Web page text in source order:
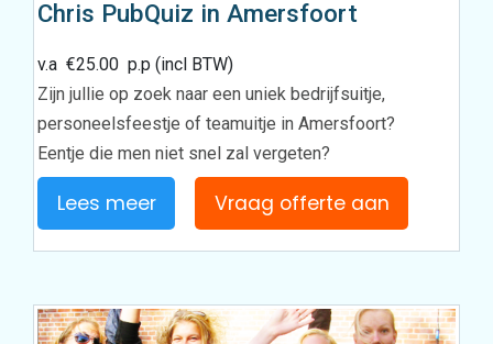
Chris PubQuiz in Amersfoort
v.a€25.00 p.p (incl BTW)
Zijn jullie op zoek naar een uniek bedrijfsuitje,
personeelsfeestje of teamuitje in Amersfoort?
Eentje die men niet snel zal vergeten?
Lees meer Vraag offerte aan